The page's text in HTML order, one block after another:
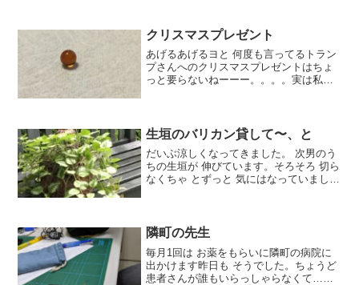
クリスマスプレゼント
あげるあげるヨと 何度も言ってるトラン
プさんへのクリスマスプレゼントはちょ
っと要らないねーーー。。。。実は私昨
思わず 思ってしまった...
生垣のバリカン貸して〜、と
だいぶ涼しくなってきました。 次男のう
ちの生垣が 伸びています。そろそろ 切ら
なくちゃ とずっと 気にはなっていました
で生垣の...
隣町の先生
毎月1回は お薬をもらいに隣町の病院に
出かけます昨日も そうでした。ちょうど
患者さんが誰もいらっしゃらなくて…そ